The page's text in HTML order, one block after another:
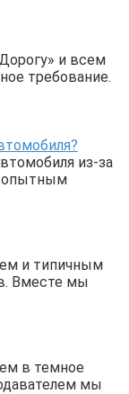
и всем
требование.
из-за
опытным
и типичным
Вместе мы
в темное
мы